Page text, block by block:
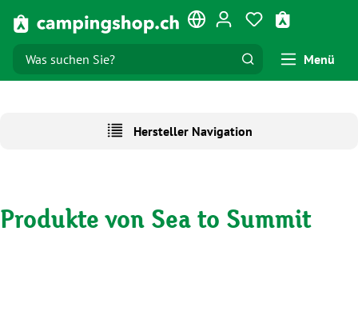
Zum Hauptinhalt springen Du hast 0
Menü
Hersteller Navigation
Produkte von Sea to Summit